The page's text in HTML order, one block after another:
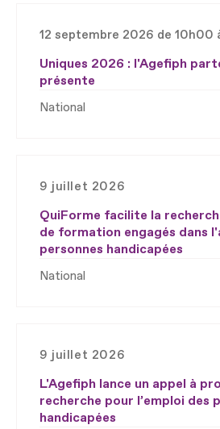
12 septembre 2026 de 10h00
Uniques 2026 : l'Agefiph
présente
National
9 juillet 2026
QuiForme facilite la
de formation engagés dans
personnes handicapées
National
9 juillet 2026
L'Agefiph lance un appel à
recherche pour l’emploi des
handicapées